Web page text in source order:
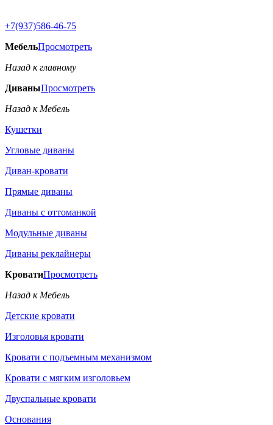
+7(937)586-46-75
МебельПросмотреть
Назад к главному
ДиваныПросмотреть
Назад к Мебель
Кушетки
Угловые диваны
Диван-кровати
Прямые диваны
Диваны с оттоманкой
Модульные диваны
Диваны реклайнеры
КроватиПросмотреть
Назад к Мебель
Детские кровати
Изголовья кровати
Кровати с подъемным механизмом
Кровати с мягким изголовьем
Двуспальные кровати
Основания